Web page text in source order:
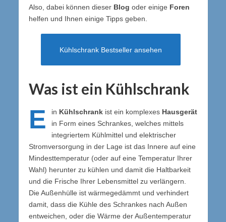
Also, dabei können dieser Blog oder einige Foren
helfen und Ihnen einige Tipps geben.
Kühlschrank Bestseller ansehen
Was ist ein Kühlschrank
E in Kühlschrankist ein komplexes Hausgerät
in Form eines Schrankes, welches mittels
integriertem Kühlmittel und elektrischer
Stromversorgung in der Lage ist das Innere auf eine
Mindesttemperatur (oder auf eine Temperatur Ihrer
Wahl) herunter zu kühlen und damit die Haltbarkeit
und die Frische Ihrer Lebensmittel zu verlängern.
Die Außenhülle ist wärmegedämmt und verhindert
damit, dass die Kühle des Schrankes nach Außen
entweichen, oder die Wärme der Außentemperatur